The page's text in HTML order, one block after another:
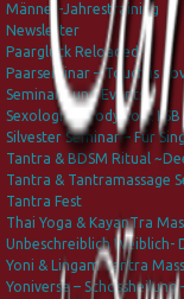
Männer-Jahrestraining
Newsletter
Paarglück Reloaded
Paarseminar – Touch is
Seminare und Events
Sexological Bodywork
Silvester Seminar – Für
Tantra & BDSM Ritual
Tantra & Tantramassage
Tantra Fest
Thai Yoga & KayanTra
Unbeschreiblich Weiblich-
Yoni & Lingam Tantra
Yoniverse –